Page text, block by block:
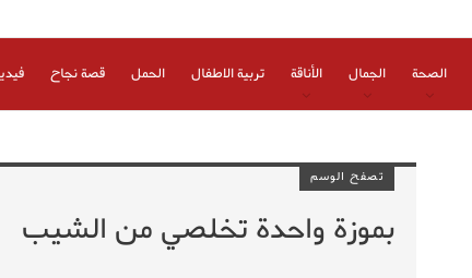
الصحة الجمال الأناقة تربية الاطفال الحمل قصة نجاح
تصفح الوسم
بموزة واحدة تخلصي من الشيب